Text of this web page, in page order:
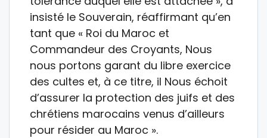
insisté le Souverain, réaffirmant qu’en
tant que « Roi du Maroc et
Commandeur des Croyants, Nous
nous portons garant du libre exercice
des cultes et, à ce titre, il Nous échoit
d’assurer la protection des juifs et des
chrétiens marocains venus d’ailleurs
pour résider au Maroc ».